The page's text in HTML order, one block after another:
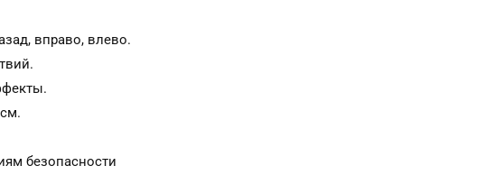
вправо, влево.
безопасности